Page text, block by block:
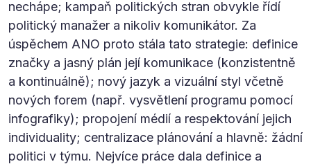
nechápe; kampaň politických stran obvykle řídí
politický manažer a nikoliv komunikátor. Za
úspěchem ANO proto stála tato strategie: definice
značky a jasný plán její komunikace (konzistentně
a kontinuálně); nový jazyk a vizuální styl včetně
nových forem (např. vysvětlení programu pomocí
infografiky); propojení médií a respektování jejich
individuality; centralizace plánování a hlavně: žádní
politici v týmu. Nejvíce práce dala definice a